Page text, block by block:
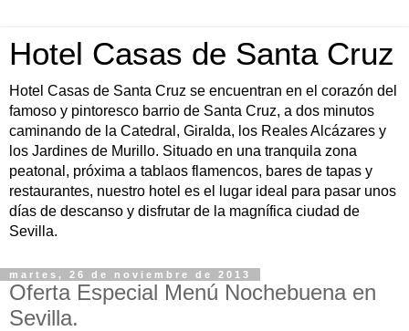
Hotel Casas de Santa Cruz
Hotel Casas de Santa Cruz se encuentran en el corazón del
famoso y pintoresco barrio de Santa Cruz, a dos minutos
caminando de la Catedral, Giralda, los Reales Alcázares y
los Jardines de Murillo. Situado en una tranquila zona
peatonal, próxima a tablaos flamencos, bares de tapas y
restaurantes, nuestro hotel es el lugar ideal para pasar unos
días de descanso y disfrutar de la magnífica ciudad de
Sevilla.
martes, 26 de noviembre de 2013
Oferta Especial Menú Nochebuena en
Sevilla.